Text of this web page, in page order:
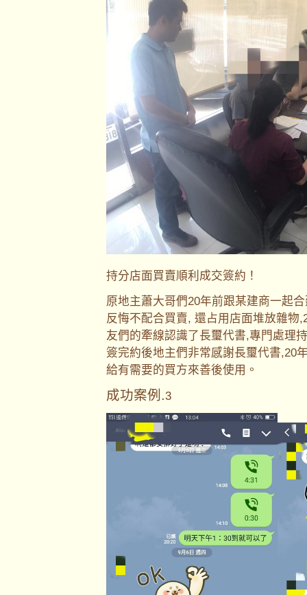
持分店面買賣順利成交簽約！
原地主蕭大哥們20年前跟某建商一起
反悔不配合買賣, 還占用店面堆放雜物
友們的牽線認識了長璽代書,專門處理
簽完約後地主們非常感謝長璽代書,20
給有需要的買方來善後使用。
成功案例.3